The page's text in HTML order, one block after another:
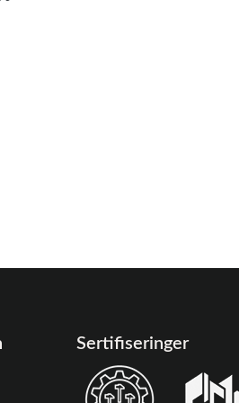
Sertifiseringer